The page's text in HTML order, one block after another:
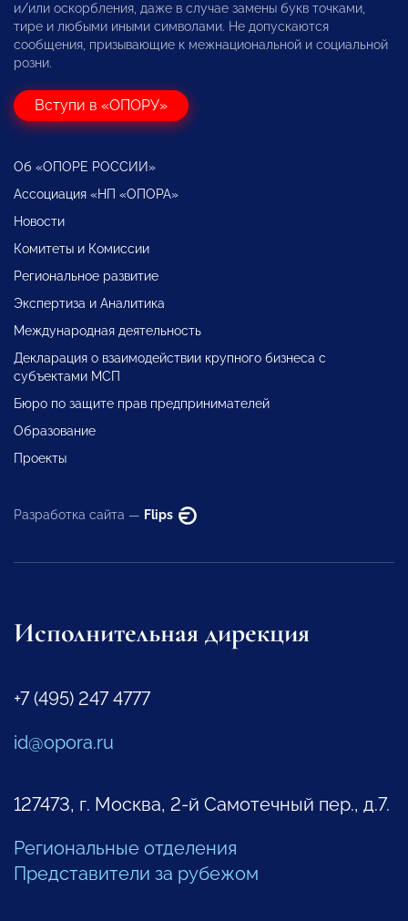
и/или оскорбления, даже в случае замены букв точками,
тире и любыми иными символами. Не допускаются
сообщения, призывающие к межнациональной и социальной
розни.
Вступи в «ОПОРУ»
Об «ОПОРЕ РОССИИ»
Ассоциация «НП «ОПОРА»
Новости
Комитеты и Комиссии
Региональное развитие
Экспертиза и Аналитика
Международная деятельность
Декларация о взаимодействии крупного бизнеса с
субъектами МСП
Бюро по защите прав предпринимателей
Образование
Проекты
Разработка сайта — Flips
Исполнительная дирекция
+7 (495) 247 4777
id@opora.ru
127473, г. Москва, 2-й Самотечный пер., д.7.
Региональные отделения
Представители за рубежом